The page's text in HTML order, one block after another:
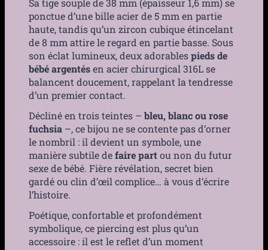
Sa tige souple de 38 mm (épaisseur 1,6 mm) se
ponctue d’une bille acier de 5 mm en partie
haute, tandis qu’un zircon cubique étincelant
de 8 mm attire le regard en partie basse. Sous
son éclat lumineux, deux adorablespieds de
bébé argentésen acier chirurgical 316L se
balancent doucement, rappelant la tendresse
d’un premier contact.
Décliné en trois teintes –bleu, blanc ou rose
fuchsia –, ce bijou ne se contente pas d’orner
le nombril : il devient un symbole, une
manière subtile defaire partou non du futur
sexe de bébé. Fière révélation, secret bien
gardé ou clin d’œil complice… à vous d’écrire
l’histoire.
Poétique, confortable et profondément
symbolique, ce piercing est plus qu’un
accessoire : il est le reflet d’un moment